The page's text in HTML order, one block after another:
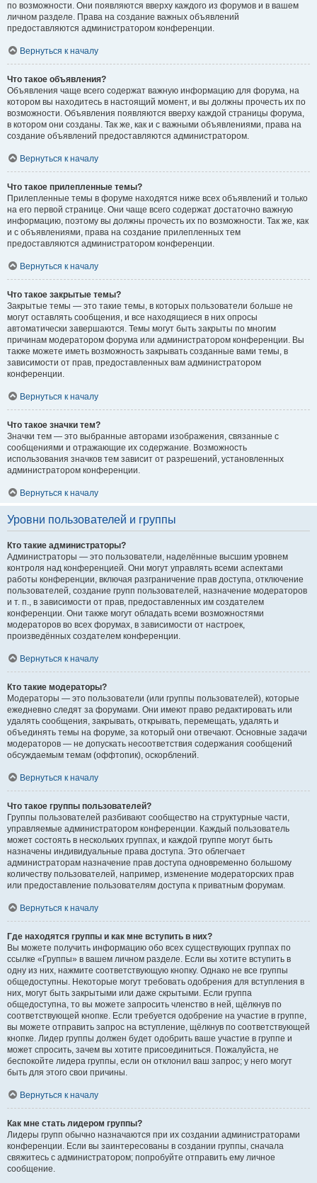
по возможности. Они появляются вверху каждого из форумов и в вашем
личном разделе. Права на создание важных объявлений
предоставляются администратором конференции.
Вернуться к началу
Что такое объявления?
Объявления чаще всего содержат важную информацию для форума, на
котором вы находитесь в настоящий момент, и вы должны прочесть их по
возможности. Объявления появляются вверху каждой страницы форума,
в котором они созданы. Так же, как и с важными объявлениями, права на
создание объявлений предоставляются администратором.
Вернуться к началу
Что такое прилепленные темы?
Прилепленные темы в форуме находятся ниже всех объявлений и только
на его первой странице. Они чаще всего содержат достаточно важную
информацию, поэтому вы должны прочесть их по возможности. Так же, как
и с объявлениями, права на создание прилепленных тем
предоставляются администратором конференции.
Вернуться к началу
Что такое закрытые темы?
Закрытые темы — это такие темы, в которых пользователи больше не
могут оставлять сообщения, и все находящиеся в них опросы
автоматически завершаются. Темы могут быть закрыты по многим
причинам модератором форума или администратором конференции. Вы
также можете иметь возможность закрывать созданные вами темы, в
зависимости от прав, предоставленных вам администратором
конференции.
Вернуться к началу
Что такое значки тем?
Значки тем — это выбранные авторами изображения, связанные с
сообщениями и отражающие их содержание. Возможность
использования значков тем зависит от разрешений, установленных
администратором конференции.
Вернуться к началу
Уровни пользователей и группы
Кто такие администраторы?
Администраторы — это пользователи, наделённые высшим уровнем
контроля над конференцией. Они могут управлять всеми аспектами
работы конференции, включая разграничение прав доступа, отключение
пользователей, создание групп пользователей, назначение модераторов
и т. п., в зависимости от прав, предоставленных им создателем
конференции. Они также могут обладать всеми возможностями
модераторов во всех форумах, в зависимости от настроек,
произведённых создателем конференции.
Вернуться к началу
Кто такие модераторы?
Модераторы — это пользователи (или группы пользователей), которые
ежедневно следят за форумами. Они имеют право редактировать или
удалять сообщения, закрывать, открывать, перемещать, удалять и
объединять темы на форуме, за который они отвечают. Основные задачи
модераторов — не допускать несоответствия содержания сообщений
обсуждаемым темам (оффтопик), оскорблений.
Вернуться к началу
Что такое группы пользователей?
Группы пользователей разбивают сообщество на структурные части,
управляемые администратором конференции. Каждый пользователь
может состоять в нескольких группах, и каждой группе могут быть
назначены индивидуальные права доступа. Это облегчает
администраторам назначение прав доступа одновременно большому
количеству пользователей, например, изменение модераторских прав
или предоставление пользователям доступа к приватным форумам.
Вернуться к началу
Где находятся группы и как мне вступить в них?
Вы можете получить информацию обо всех существующих группах по
ссылке «Группы» в вашем личном разделе. Если вы хотите вступить в
одну из них, нажмите соответствующую кнопку. Однако не все группы
общедоступны. Некоторые могут требовать одобрения для вступления в
них, могут быть закрытыми или даже скрытыми. Если группа
общедоступна, то вы можете запросить членство в ней, щёлкнув по
соответствующей кнопке. Если требуется одобрение на участие в группе,
вы можете отправить запрос на вступление, щёлкнув по соответствующей
кнопке. Лидер группы должен будет одобрить ваше участие в группе и
может спросить, зачем вы хотите присоединиться. Пожалуйста, не
беспокойте лидера группы, если он отклонил ваш запрос; у него могут
быть для этого свои причины.
Вернуться к началу
Как мне стать лидером группы?
Лидеры групп обычно назначаются при их создании администраторами
конференции. Если вы заинтересованы в создании группы, сначала
свяжитесь с администратором; попробуйте отправить ему личное
сообщение.